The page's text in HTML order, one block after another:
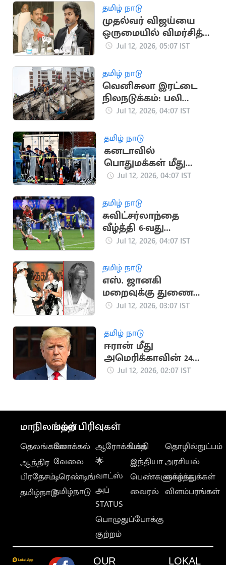
தமிழ் நாடு
முதல்வர் விஜய்யை
ஒருமையில் விமர்சித்த
திமுக எம்பி ஆ.ராசா
Jul 12, 2026, 05:07 IST
தமிழ் நாடு
வெனிசுலா இரட்டை
நிலநடுக்கம்: பலி
எண்ணிக்கை 4,333
Jul 12, 2026, 04:07 IST
தமிழ் நாடு
கனடாவில்
பொதுமக்கள் மீது
துப்பாக்கிச்சூடு: 2 பேர்
Jul 12, 2026, 04:07 IST
தமிழ் நாடு
சுவிட்சர்லாந்தை
வீழ்த்தி 6-வது
முறையாக
அர்ஜென்டினா
Jul 12, 2026, 04:07 IST
தமிழ் நாடு
எஸ். ஜானகி
மறைவுக்கு துணை
ஜனாதிபதி,
Jul 12, 2026, 03:07 IST
தமிழ் நாடு
ஈரான் மீது
அமெரிக்காவின் 24
மணி நேர கெடு;
Jul 12, 2026, 02:07 IST
மாநிலங்கள்
தெலங்கானா
ஆந்திர
பிரதேசம்
தமிழ்நாடு
மற்ற பிரிவுகள்
லோக்கல்
வேலை
டிரெண்டிங்
தமிழ்நாடு
ஆரோக்கியம்
🌟
வாட்ஸ்
அப்
STATUS
பொழுதுப்போக்கு
குற்றம்
பக்தி
இந்தியா
பெண்களுக்காக
வைரல்
தொழில்நுட்பம்
அரசியல்
வாழ்த்துக்கள்
விளம்பரங்கள்
OUR LOKAL